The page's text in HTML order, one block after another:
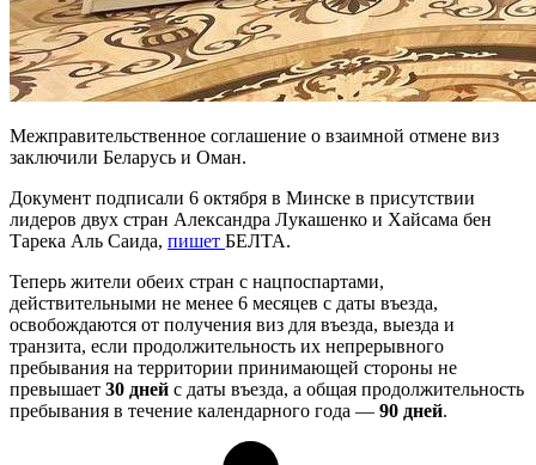
Межправительственное соглашение о взаимной отмене виз
заключили Беларусь и Оман.
Документ подписали 6 октября в Минске в присутствии
лидеров двух стран Александра Лукашенко и Хайсама бен
Тарека Аль Саида, пишет БЕЛТА.
Теперь жители обеих стран с нацпоспартами,
действительными не менее 6 месяцев с даты въезда,
освобождаются от получения виз для въезда, выезда и
транзита, если продолжительность их непрерывного
пребывания на территории принимающей стороны не
превышает 30 дней с даты въезда, а общая продолжительность
пребывания в течение календарного года — 90 дней.